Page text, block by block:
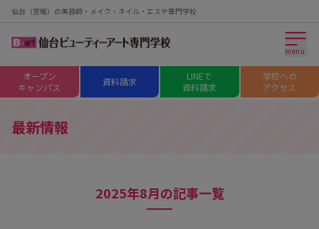
仙台（宮城）の美容師・メイク・ネイル・エステ専門学校
menu
オープン
キャンパス
資料請求
LINEで
資料請求
学校への
アクセス
最新情報
2025年8月の記事一覧